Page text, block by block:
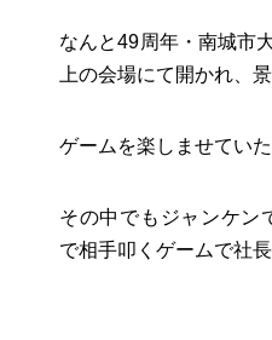
なんと49周年・南城市
上の会場にて開かれ、
ゲームを楽しませていた
その中でもジャンケン
で相手叩くゲームで社